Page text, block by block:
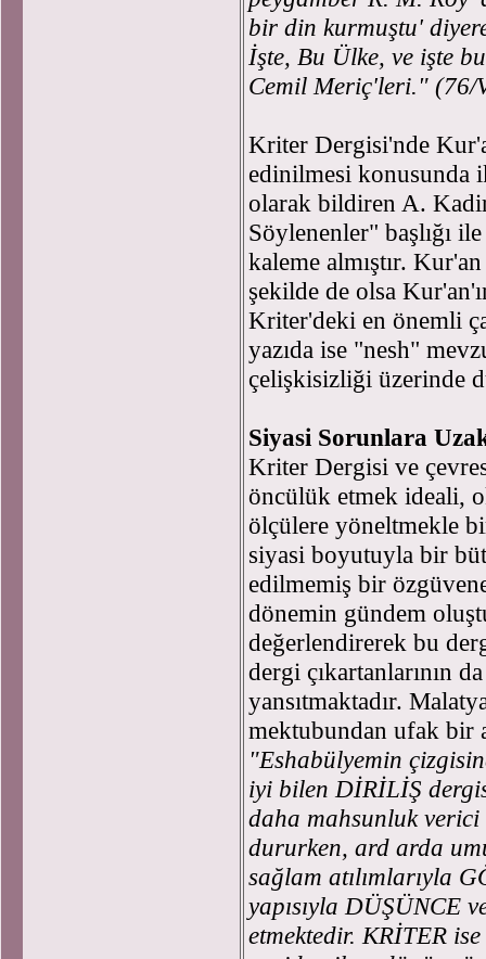
bir din kurmuştu'
İşte, Bu Ülke, ve işte
Cemil Meriç'leri." (76/
Kriter Dergisi'nde
edinilmesi konusunda
olarak bildiren A.
Söylenenler" başlığı
kaleme almıştır.
şekilde de olsa
Kriter'deki en önemli
yazıda ise "nesh"
çelişkisizliği üzerinde
Siyasi Sorunlara
Kriter Dergisi ve
öncülük etmek ideali,
ölçülere yöneltmekle
siyasi boyutuyla bir
edilmemiş bir
dönemin gündem
değerlendirerek bu
dergi çıkartanlarının
yansıtmaktadır.
mektubundan ufak bir
"Eshabülyemin
iyi bilen DİRİLİŞ
daha mahsunluk verici
dururken, ard arda
sağlam atılımlarıyla
yapısıyla DÜŞÜNCE
etmektedir. KRİTER